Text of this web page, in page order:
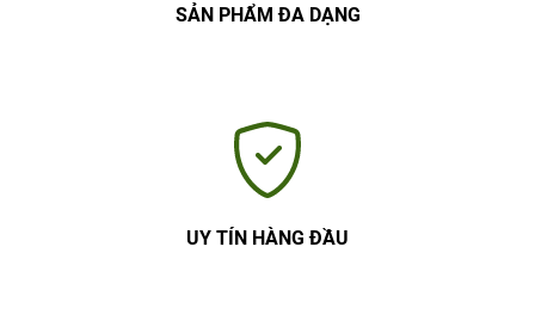
SẢN PHẨM ĐA DẠNG
UY TÍN HÀNG ĐẦU